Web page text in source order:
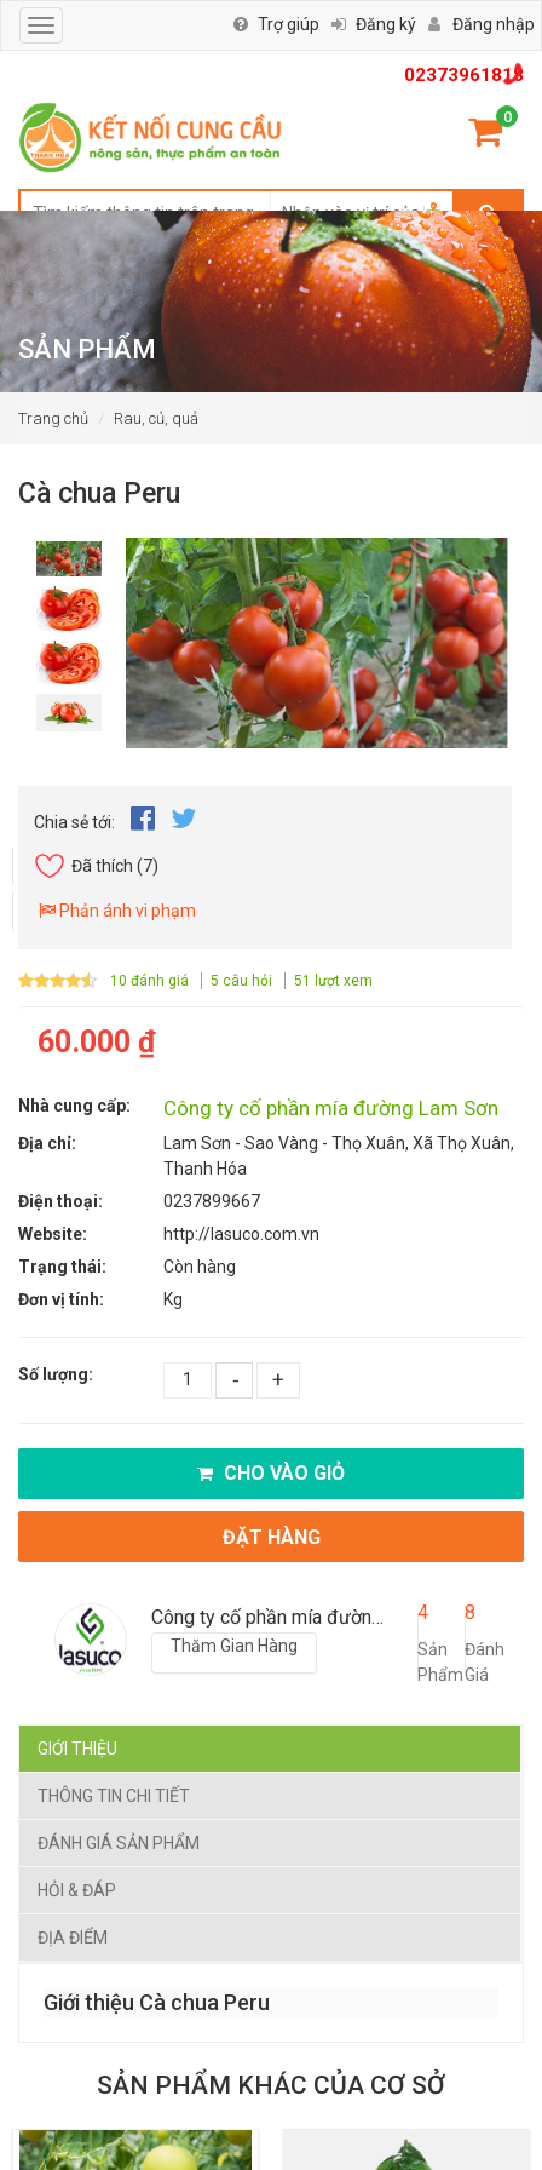
02373961818
0
Toggle
navigation
Trợ giúp Đăng ký Đăng nhập
SẢN PHẨM
Trang chủ Rau, củ, quả
Cà chua Peru
Chia sẻ tới:
Đã thích (7)
Phản ánh vi phạm
10 đánh giá 5 câu hỏi 51 lượt xem
60.000 ₫
Nhà cung cấp: Công ty cố phần mía đường Lam Sơn
Địa chỉ:
Lam Sơn - Sao Vàng - Thọ Xuân, Xã Thọ Xuân,
Thanh Hóa
Điện thoại:
0237899667
Website:
http://lasuco.com.vn
Trạng thái:
Còn hàng
Đơn vị tính:
Kg
Số lượng: - +
CHO VÀO GIỎ
ĐẶT HÀNG
Công ty cố phần mía đường Lam Sơn
Thăm Gian Hàng
4
Sản
Phẩm
8
Đánh
Giá
GIỚI THIỆU
THÔNG TIN CHI TIẾT
ĐÁNH GIÁ SẢN PHẨM
HỎI & ĐÁP
ĐỊA ĐIỂM
Giới thiệu Cà chua Peru
SẢN PHẨM KHÁC CỦA CƠ SỞ